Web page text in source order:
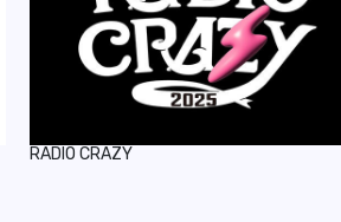
RADIO CRAZY